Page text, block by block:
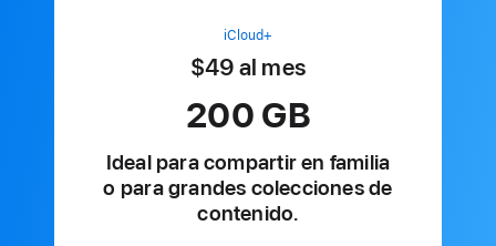
iCloud+
$49 al mes
200 GB
Ideal para compartir en familia
o para grandes colecciones de
contenido.